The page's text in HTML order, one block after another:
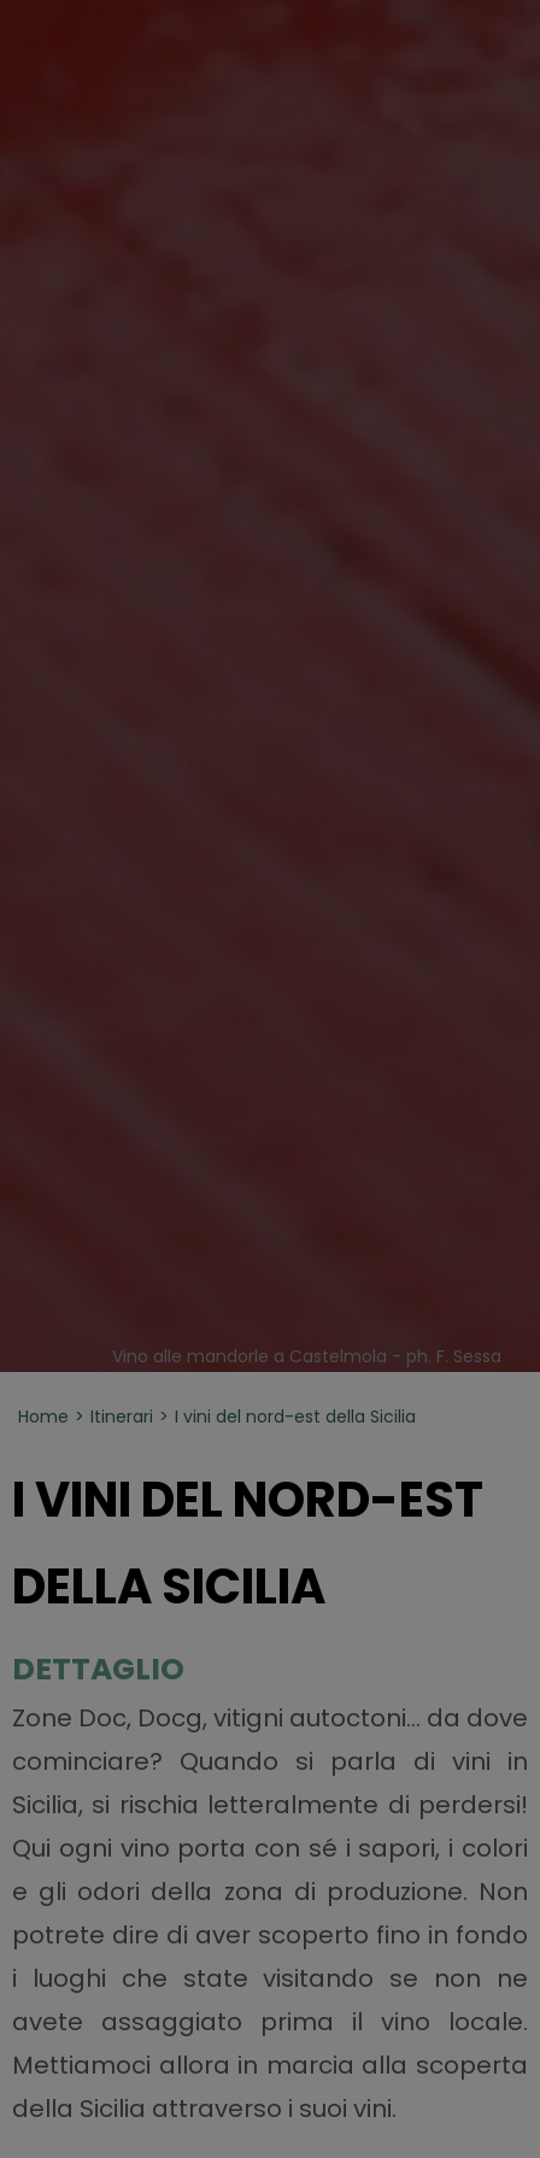
Vino alle mandorle a Castelmola - ph. F. Sessa
Home Itinerari I vini del nord-est della Sicilia
I VINI DEL NORD-EST
DELLA SICILIA
DETTAGLIO
Zone Doc, Docg, vitigni autoctoni… da dove
cominciare? Quando si parla di vini in
Sicilia, si rischia letteralmente di perdersi!
Qui ogni vino porta con sé i sapori, i colori
e gli odori della zona di produzione. Non
potrete dire di aver scoperto fino in fondo
i luoghi che state visitando se non ne
avete assaggiato prima il vino locale.
Mettiamoci allora in marcia alla scoperta
della Sicilia attraverso i suoi vini.